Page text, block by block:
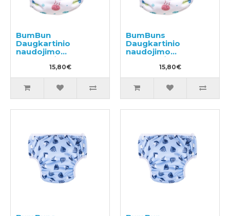
BumBun
Daugkartinio
naudojimo
sauskelnės
plaukimui ir tualeto
mokymui M 11-15kg
15,80€
BumBuns
Daugkartinio
naudojimo
sauskelnės
plaukimui ir tualeto
mokymui L 14-20kg
15,80€